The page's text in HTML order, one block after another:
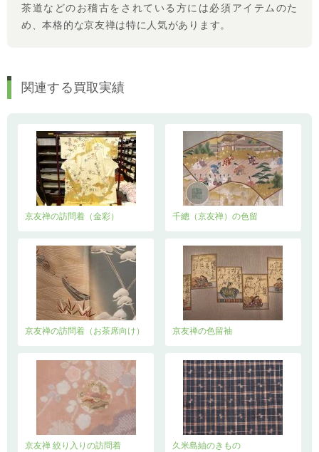
茶道などのお稽古をされている方には必須アイテムのた
め、本格的な京友禅は特に人気があります。
関連する買取実績
京友禅の訪問着（金彩） 千總（京友禅）の色留
京友禅の訪問着（お茶席向け） 京友禅の色留袖
京友禅 絞り入りの訪問着 久米島紬のきもの